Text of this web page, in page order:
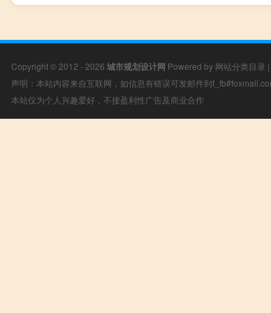
Copyright © 2012 - 2026 城市规划设计网 Powered by 网站分类目录 |
声明：本站内容来自互联网，如信息有错误可发邮件到
本站仅为个人兴趣爱好，不接盈利性广告及商业合作